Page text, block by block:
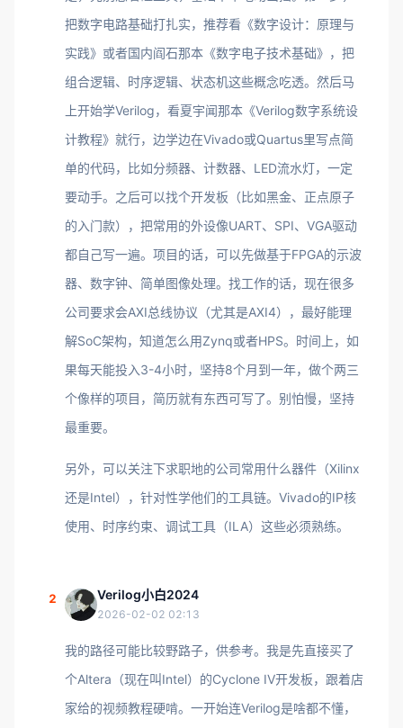
把数字电路基础打扎实，推荐看《数字设计：原理与
实践》或者国内阎石那本《数字电子技术基础》，把
组合逻辑、时序逻辑、状态机这些概念吃透。然后马
上开始学Verilog，看夏宇闻那本《Verilog数字系统设
计教程》就行，边学边在Vivado或Quartus里写点简
单的代码，比如分频器、计数器、LED流水灯，一定
要动手。之后可以找个开发板（比如黑金、正点原子
的入门款），把常用的外设像UART、SPI、VGA驱动
都自己写一遍。项目的话，可以先做基于FPGA的示波
器、数字钟、简单图像处理。找工作的话，现在很多
公司要求会AXI总线协议（尤其是AXI4），最好能理
解SoC架构，知道怎么用Zynq或者HPS。时间上，如
果每天能投入3-4小时，坚持8个月到一年，做个两三
个像样的项目，简历就有东西可写了。别怕慢，坚持
最重要。
另外，可以关注下求职地的公司常用什么器件（Xilinx
还是Intel），针对性学他们的工具链。Vivado的IP核
使用、时序约束、调试工具（ILA）这些必须熟练。
2 Verilog小白2024
2026-02-02 02:13
我的路径可能比较野路子，供参考。我是先直接买了
个Altera（现在叫Intel）的Cyclone IV开发板，跟着店
家给的视频教程硬啃。一开始连Verilog是啥都不懂，